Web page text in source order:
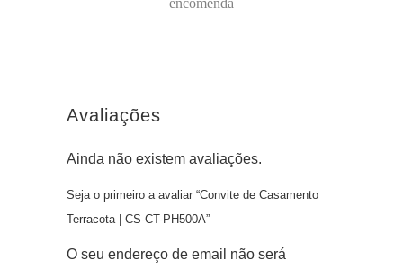
encomenda
Avaliações
Ainda não existem avaliações.
Seja o primeiro a avaliar “Convite de Casamento
Terracota | CS-CT-PH500A”
O seu endereço de email não será